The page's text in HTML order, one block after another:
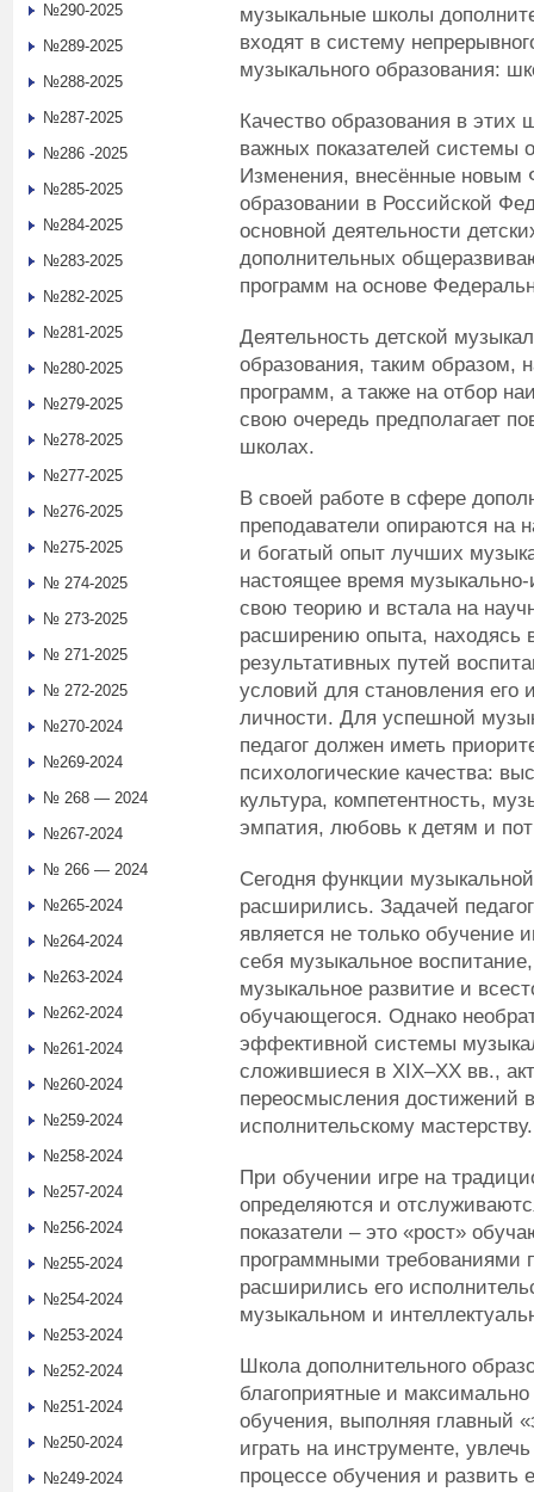
музыкальные школы
входят в систему
музыкального образования:
Качество образования в этих
важных показателей системы
Изменения, внесённые
образовании в Российской
основной деятельности
дополнительных
программ на основе
Деятельность детской
образования, таким образом,
программ, а также на отбор
свою очередь предполагает
школах.
В своей работе в сфере
преподаватели опираются на
и богатый опыт лучших
настоящее время музыкально-
свою теорию и встала на
расширению опыта, находясь
результативных путей
условий для становления его
личности. Для успешной
педагог должен иметь
психологические качества:
культура, компетентность,
эмпатия, любовь к детям и
Сегодня функции музыкальной
расширились. Задачей
является не только обучение
себя музыкальное
музыкальное развитие и
обучающегося. Однако
эффективной системы
сложившиеся в XIX–XX вв.,
переосмысления достижений
исполнительскому мастерству.
При обучении игре на
определяются и
показатели – это «рост»
программными требованиями
расширились его
музыкальном и
Школа дополнительного
благоприятные и
обучения, выполняя главный
играть на инструменте,
процессе обучения и
№290-2025
№289-2025
№288-2025
№287-2025
№286 -2025
№285-2025
№284-2025
№283-2025
№282-2025
№281-2025
№280-2025
№279-2025
№278-2025
№277-2025
№276-2025
№275-2025
№ 274-2025
№ 273-2025
№ 271-2025
№ 272-2025
№270-2024
№269-2024
№ 268 — 2024
№267-2024
№ 266 — 2024
№265-2024
№264-2024
№263-2024
№262-2024
№261-2024
№260-2024
№259-2024
№258-2024
№257-2024
№256-2024
№255-2024
№254-2024
№253-2024
№252-2024
№251-2024
№250-2024
№249-2024